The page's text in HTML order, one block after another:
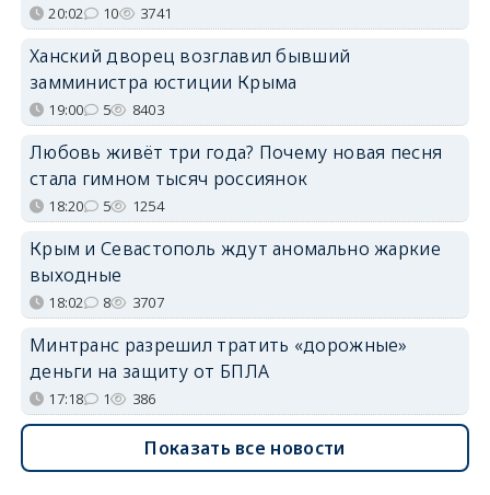
20:02 10 3741
Ханский дворец возглавил бывший
замминистра юстиции Крыма
19:00 5 8403
Любовь живёт три года? Почему новая песня
стала гимном тысяч россиянок
18:20 5 1254
Крым и Севастополь ждут аномально жаркие
выходные
18:02 8 3707
Минтранс разрешил тратить «дорожные»
деньги на защиту от БПЛА
17:18 1 386
Показать все новости